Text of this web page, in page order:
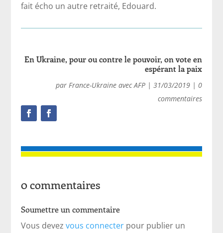
fait écho un autre retraité, Edouard.
En Ukraine, pour ou contre le pouvoir, on vote en
espérant la paix
par France-Ukraine avec AFP| 31/03/2019| 0
commentaires
0 commentaires
Soumettre un commentaire
Vous devezvous connecter pour publier un